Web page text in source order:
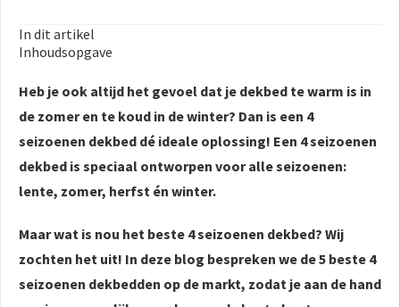
In dit artikel
Inhoudsopgave
Heb je ook altijd het gevoel dat je dekbed te warm is in
de zomer en te koud in de winter? Dan is een 4
seizoenen dekbed dé ideale oplossing! Een 4 seizoenen
dekbed is speciaal ontworpen voor alle seizoenen:
lente, zomer, herfst én winter.
Maar wat is nou het beste 4 seizoenen dekbed? Wij
zochten het uit! In deze blog bespreken we de 5 beste 4
seizoenen dekbedden op de markt, zodat je aan de hand